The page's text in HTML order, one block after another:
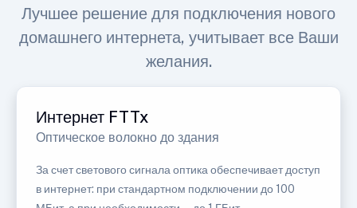
Лучшее решение для подключения нового
домашнего интернета, учитывает все Ваши
желания.
Интернет FTTx
Оптическое волокно до здания
За счет светового сигнала оптика обеспечивает доступ
в интернет: при стандартном подключении до 100